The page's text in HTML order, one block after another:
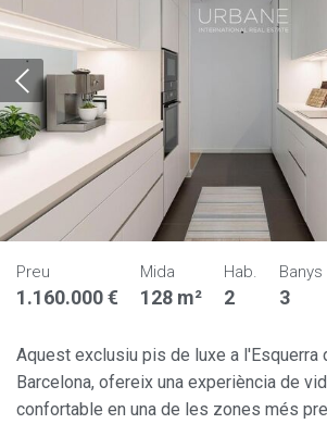
Preu
1.160.000 €
Mida
128 m²
Hab.
2
Banys
3
Aquest exclusiu pis de luxe a l'Esquerra
Barcelona, ofereix una experiència de
confortable en una de les zones més